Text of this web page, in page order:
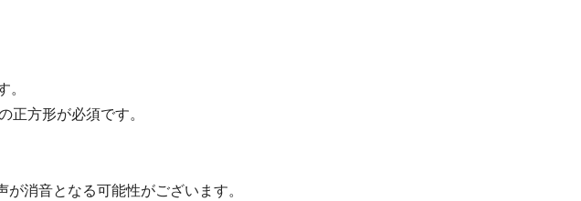
方形が必須です。
消音となる可能性がございます。